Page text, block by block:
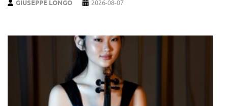
GIUSEPPE LONGO 2026-08-07